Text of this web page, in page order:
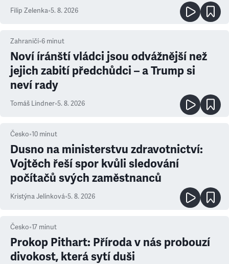
Filip Zelenka•5. 8. 2026
Zahraničí•6 minut
Noví íránští vládci jsou odvážnější než
jejich zabití předchůdci – a Trump si
neví rady
Tomáš Lindner•5. 8. 2026
Česko•10 minut
Dusno na ministerstvu zdravotnictví:
Vojtěch řeší spor kvůli sledování
počítačů svých zaměstnanců
Kristýna Jelínková•5. 8. 2026
Česko•17 minut
Prokop Pithart: Příroda v nás probouzí
divokost, která sytí duši